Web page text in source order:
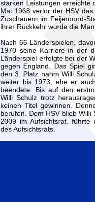
starken Leistungen erreichte
Mai 1968 verlor der HSV
Zuschauern im Feijenoord-
ihrer Rückkehr wurde die
Nach 66 Länderspielen,
1970 seine Karriere in der
Länderspiel erfolgte bei der
gegen England. Das Spiel
den 3. Platz nahm Willi
weiter bis 1973, ehe er
beendete. Bis auf den
Willi Schulz trotz
keinen Titel gewinnen.
berufen. Dem HSV blieb
2009 im Aufsichtsrat. führte
des Aufsichtsrats.